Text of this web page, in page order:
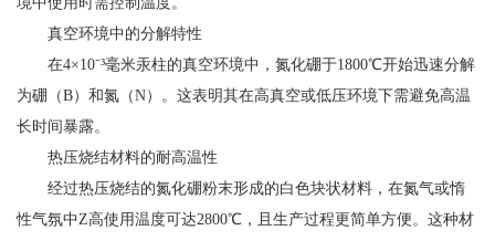
真空环境中的分解特性
在4×10⁻³毫米汞柱的真空环境中，氮化硼于1800℃开始迅速分解
为硼（B）和氮（N）。这表明其在高真空或低压环境下需避免高温
长时间暴露。
热压烧结材料的耐高温性
经过热压烧结的氮化硼粉末形成的白色块状材料，在氮气或惰
性气氛中Z高使用温度可达2800℃，且生产过程更简单方便。这种材